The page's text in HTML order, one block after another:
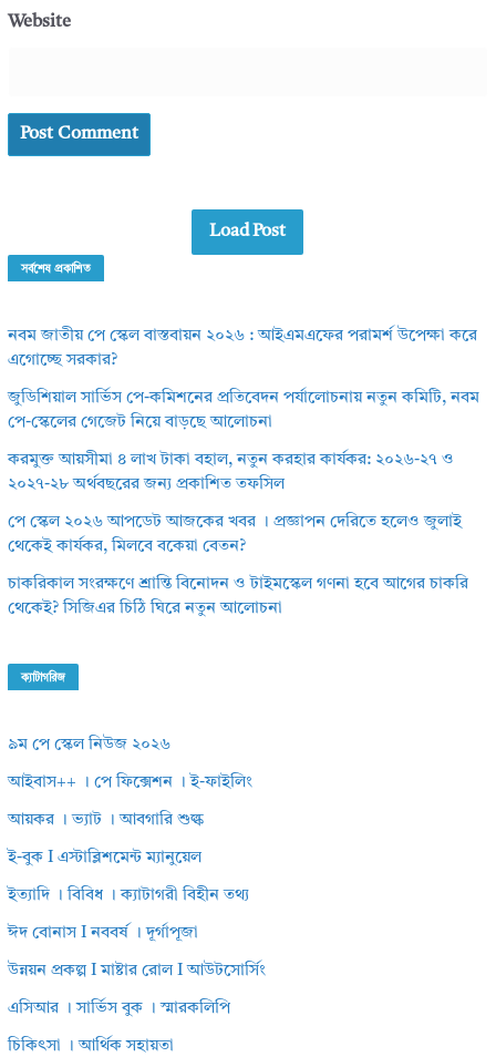
Website
Load Post
সর্বশেষ প্রকাশিত
নবম জাতীয় পে স্কেল বাস্তবায়ন ২০২৬ : আইএমএফের পরামর্শ উপেক্ষা করে
এগোচ্ছে সরকার?
জুডিশিয়াল সার্ভিস পে-কমিশনের প্রতিবেদন পর্যালোচনায় নতুন কমিটি, নবম
পে-স্কেলের গেজেট নিয়ে বাড়ছে আলোচনা
করমুক্ত আয়সীমা ৪ লাখ টাকা বহাল, নতুন করহার কার্যকর: ২০২৬-২৭ ও
২০২৭-২৮ অর্থবছরের জন্য প্রকাশিত তফসিল
পে স্কেল ২০২৬ আপডেট আজকের খবর । প্রজ্ঞাপন দেরিতে হলেও জুলাই
থেকেই কার্যকর, মিলবে বকেয়া বেতন?
চাকরিকাল সংরক্ষণে শ্রান্তি বিনোদন ও টাইমস্কেল গণনা হবে আগের চাকরি
থেকেই? সিজিএর চিঠি ঘিরে নতুন আলোচনা
ক্যাটাগরিজ
৯ম পে স্কেল নিউজ ২০২৬
আইবাস++ । পে ফিক্সেশন । ই-ফাইলিং
আয়কর । ভ্যাট । আবগারি শুল্ক
ই-বুক I এস্টাব্লিশমেন্ট ম্যানুয়েল
ইত্যাদি । বিবিধ । ক্যাটাগরী বিহীন তথ্য
ঈদ বোনাস I নববর্ষ । দূর্গাপূজা
উন্নয়ন প্রকল্প I মাষ্টার রোল I আউটসোর্সিং
এসিআর । সার্ভিস বুক । স্মারকলিপি
চিকিৎসা । আর্থিক সহায়তা